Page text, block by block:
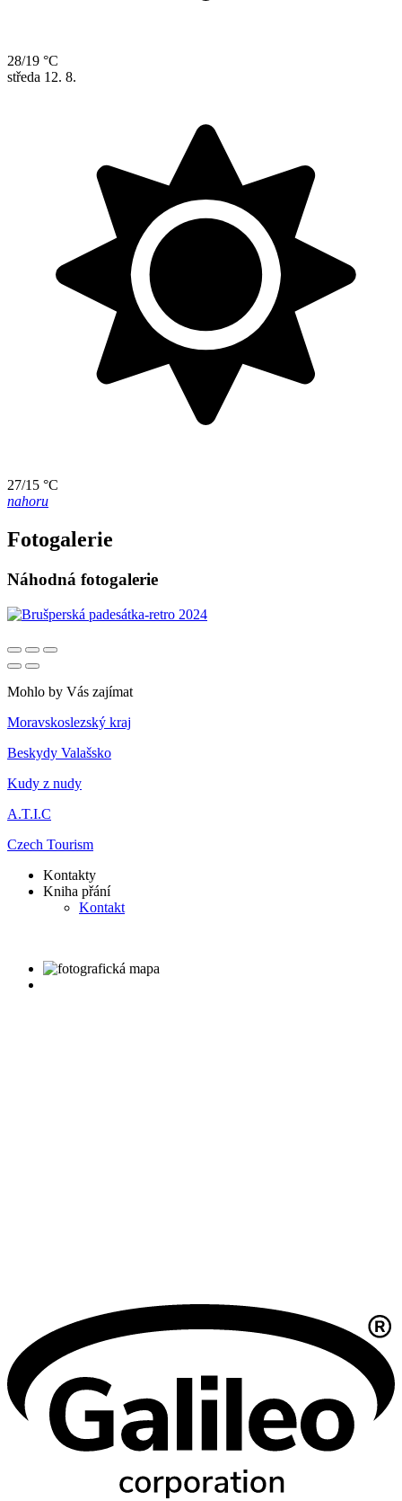
28/19 °C
středa 12. 8.
27/15 °C
nahoru
Fotogalerie
Náhodná fotogalerie
Mohlo by Vás zajímat
Moravskoslezský kraj
Beskydy Valašsko
Kudy z nudy
A.T.I.C
Czech Tourism
Kontakty
Kniha přání
Kontakt